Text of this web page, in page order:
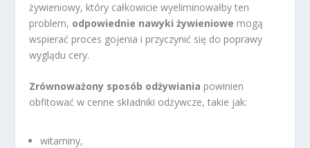
żywieniowy, który całkowicie wyeliminowałby ten
problem, odpowiednie nawyki żywieniowe mogą
wspierać proces gojenia i przyczynić się do poprawy
wyglądu cery.
Zrównoważony sposób odżywiania powinien
obfitować w cenne składniki odżywcze, takie jak:
witaminy,